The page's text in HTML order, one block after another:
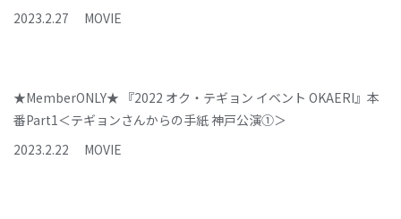
2023.2.27 MOVIE
★MemberONLY★ 『2022 オク・テギョン イベント OKAERI』本
番Part1＜テギョンさんからの手紙 神戸公演①＞
2023.2.22 MOVIE